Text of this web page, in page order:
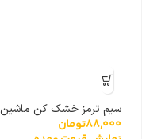
سیم ترمز خشک کن ماشین
لباسشویی
88,000تومان